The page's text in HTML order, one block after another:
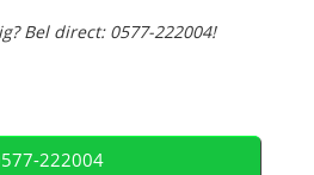
Bel direct: 0577-222004!
222004